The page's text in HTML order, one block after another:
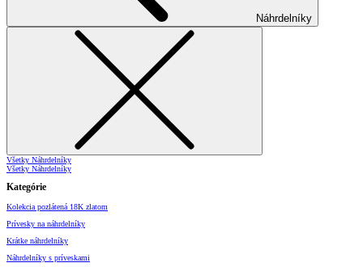
Náhrdelníky
Všetky Náhrdelníky
Všetky Náhrdelníky
Kategórie
Kolekcia pozlátená 18K zlatom
Prívesky na náhrdelníky
Krátke náhrdelníky
Náhrdelníky s príveskami